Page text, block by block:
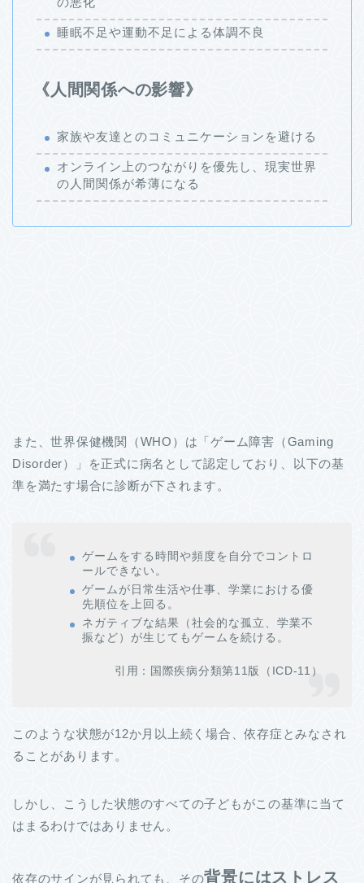
睡眠不足や運動不足による体調不良
《人間関係への影響》
家族や友達とのコミュニケーションを避ける
オンライン上のつながりを優先し、現実世界
の人間関係が希薄になる
また、世界保健機関（WHO）は「ゲーム障害（Gaming
Disorder）」を正式に病名として認定しており、以下の基
準を満たす場合に診断が下されます。
ゲームをする時間や頻度を自分でコントロ
ールできない。
ゲームが日常生活や仕事、学業における優
先順位を上回る。
ネガティブな結果（社会的な孤立、学業不
振など）が生じてもゲームを続ける。
引用：国際疾病分類第11版（ICD-11）
このような状態が12か月以上続く場合、依存症とみなされ
ることがあります。
しかし、こうした状態のすべての子どもがこの基準に当て
はまるわけではありません。
依存のサインが見られても、その背景にはストレス